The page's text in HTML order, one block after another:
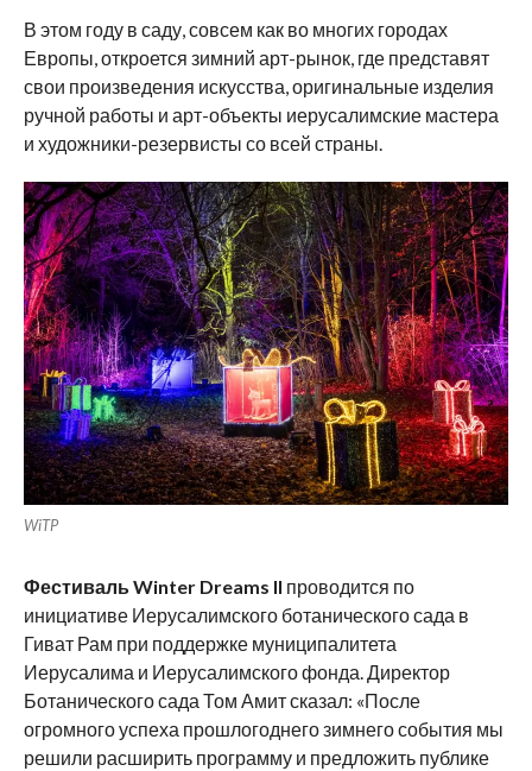
В этом году в саду, совсем как во многих городах
Европы, откроется зимний арт-рынок, где представят
свои произведения искусства, оригинальные изделия
ручной работы и арт-объекты иерусалимские мастера
и художники-резервисты со всей страны.
WiTP
ФестивальWinter Dreams II проводится по
инициативе Иерусалимского ботанического сада в
Гиват Рам при поддержке муниципалитета
Иерусалима и Иерусалимского фонда. Директор
Ботанического сада Том Амит сказал: «После
огромного успеха прошлогоднего зимнего события мы
решили расширить программу и предложить публике